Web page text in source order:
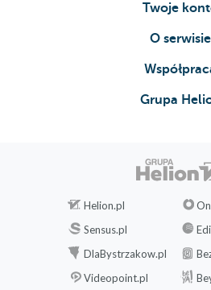
Twoje
O serwisie
Grupa
Helion.pl
Sensus.pl
DlaBystrzakow.pl
Videopoint.pl